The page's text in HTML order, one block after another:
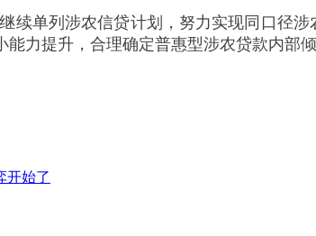
续单列涉农信贷计划，努力实现同口径
力提升，合理确定普惠型涉农贷款内部
开始了